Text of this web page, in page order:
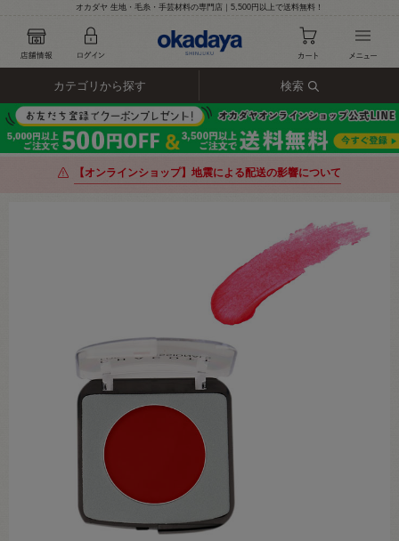
オカダヤ 生地・毛糸・手芸材料の専門店｜5,500円以上で送料無料！
カテゴリから探す 検索
【オンラインショップ】地震による配送の影響について